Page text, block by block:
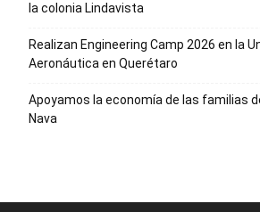
la colonia Lindavista
Realizan Engineering Camp 2026 en la
Aeronáutica en Querétaro
Apoyamos la economía de las familias
Nava